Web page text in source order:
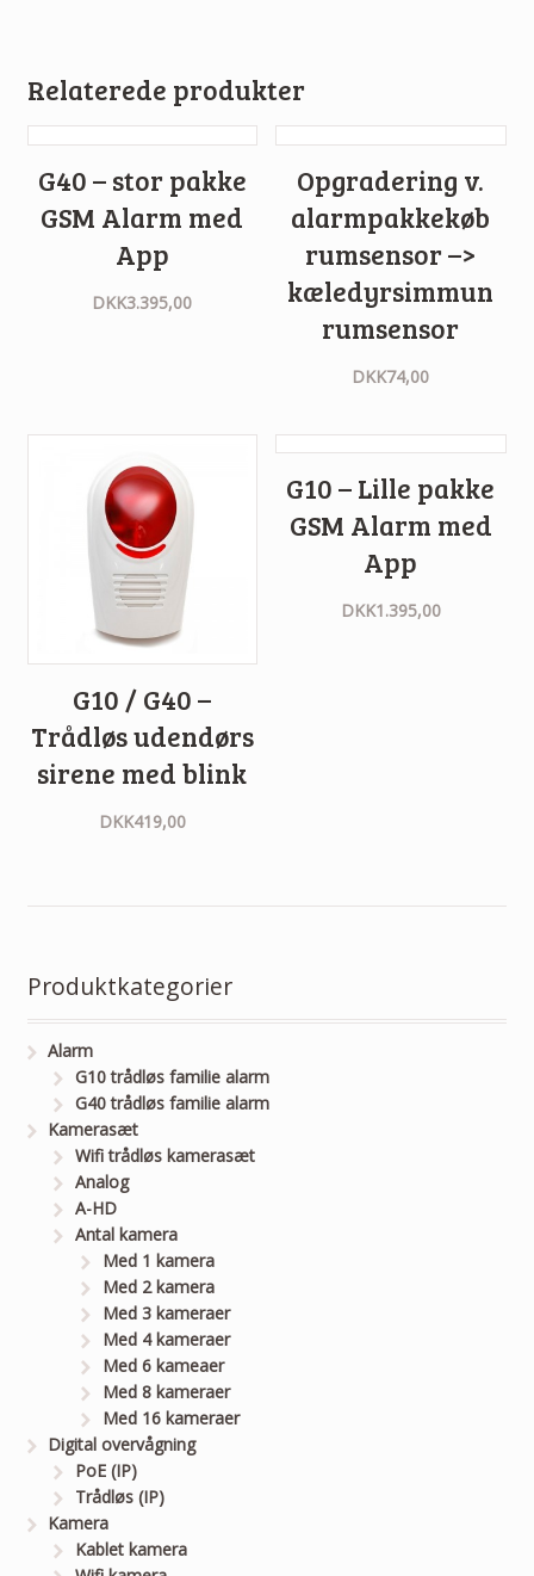
Relaterede produkter
G40 – stor pakke
GSM Alarm med
App
DKK3.395,00
Opgradering v.
alarmpakkekøb
rumsensor –>
kæledyrsimmun
rumsensor
DKK74,00
G10 / G40 –
Trådløs udendørs
sirene med blink
DKK419,00
G10 – Lille pakke
GSM Alarm med
App
DKK1.395,00
Produktkategorier
Alarm
G10 trådløs familie alarm
G40 trådløs familie alarm
Kamerasæt
Wifi trådløs kamerasæt
Analog
A-HD
Antal kamera
Med 1 kamera
Med 2 kamera
Med 3 kameraer
Med 4 kameraer
Med 6 kameaer
Med 8 kameraer
Med 16 kameraer
Digital overvågning
PoE (IP)
Trådløs (IP)
Kamera
Kablet kamera